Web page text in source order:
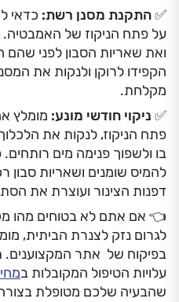
✅ התקנת מסנן רשת: כדאי
על פתח הניקוז של
ואת שאריות הסבון לפני שהם
הקפידו לרוקן ולנקות את
מקלחת.
✅ ניקוי חודשי מונע: מומלץ
פתח הניקוז, לנקות את
בו ולשפוך פנימה מים
להמיס שומנים ושאריות
דפנות הצינור ועוצרת את
👈 אם אתם לא בטוחים מהו
לגרום נזק לצנרת הביתית,
בפיקוח של אתר המקצוענים.
עלויות הטיפול המקובלות ב
שהבעיה שלכם מטופלת בצורה